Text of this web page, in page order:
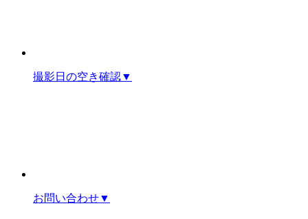
撮影日の空き確認▼
お問い合わせ▼